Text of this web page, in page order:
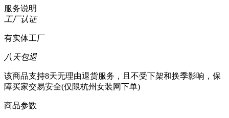
服务说明
工厂认证
有实体工厂
八天包退
该商品支持8天无理由退货服务，且不受下架和换季影响，保
障买家交易安全(仅限杭州女装网下单)
商品参数